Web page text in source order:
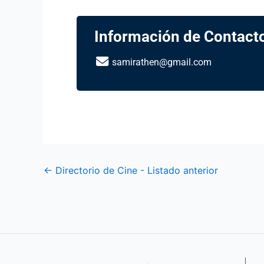
Información de
samirathen@gmail.com
← Directorio de Cine - Listado anterior